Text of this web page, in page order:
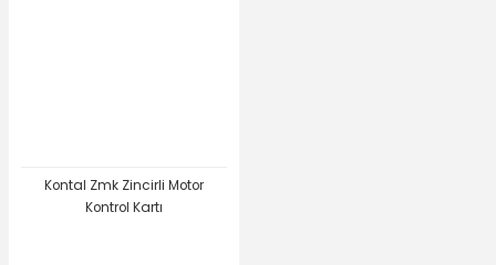
Kontal Zmk Zincirli Motor
Kontrol Kartı